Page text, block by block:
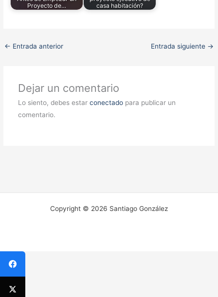
Proyecto de…
casa habitación?
← Entrada anterior Entrada siguiente →
Dejar un comentario
Lo siento, debes estar conectadopara publicar un
comentario.
Copyright © 2026 Santiago González